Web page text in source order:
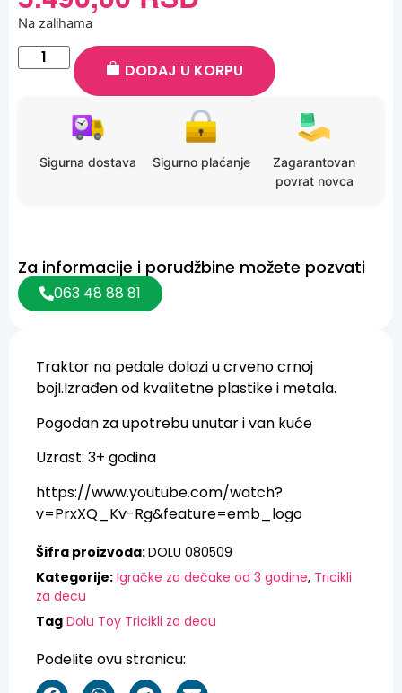
Traktor na pedale dolazi u crveno crnoj
bojI.Izrađen od kvalitetne plastike i metala.
Pogodan za upotrebu unutar i van kuće
Uzrast: 3+ godina
https://www.youtube.com/watch?
v=PrxXQ_Kv-Rg&feature=emb_logo
Šifra proizvoda:DOLU 080509
Kategorije: Igračke za dečake od 3 godine, Tricikli
za decu
Tag Dolu Toy Tricikli za decu
Podelite ovu stranicu:
Na zalihama
DODAJ U KORPU
Sigurna dostava Sigurno plaćanje
Zagarantovan
povrat novca
Za informacije i porudžbine možete pozvati
063 48 88 81